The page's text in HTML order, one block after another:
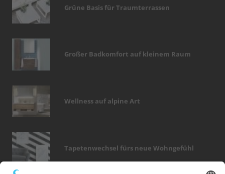
Grüne Basis für Traumterrassen
Großer Badkomfort auf kleinem Raum
Wellness auf alpine Art
Tapetenwechsel fürs neue Wohngefühl